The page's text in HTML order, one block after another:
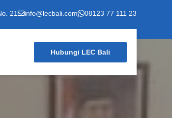
21 info@lecbali.com 08123 77 111 23
Hubungi LEC Bali